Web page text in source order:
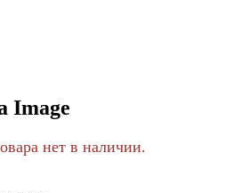
Image
нет в наличии.